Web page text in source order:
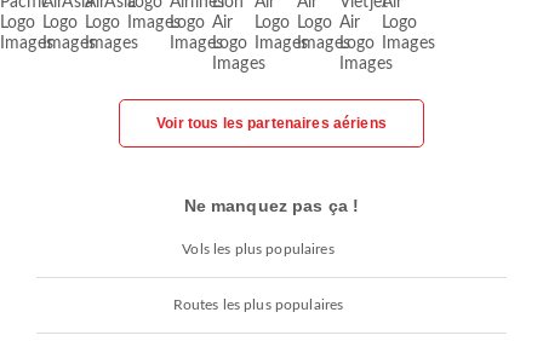
Voir tous les partenaires aériens
Ne manquez pas ça !
Vols les plus populaires
Routes les plus populaires